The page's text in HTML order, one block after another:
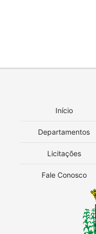
Início
Departamentos
Licitações
Fale Conosco